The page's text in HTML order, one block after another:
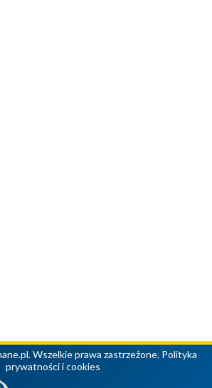
Wszelkie prawa zastrzeżone. Polityka
prywatności i cookies